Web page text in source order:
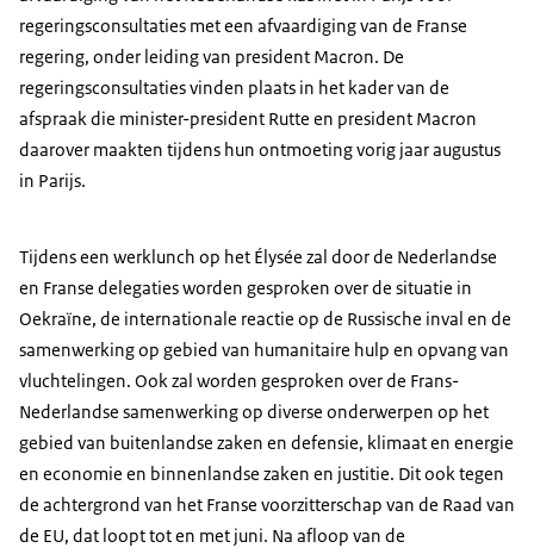
regeringsconsultaties met een afvaardiging van de Franse
regering, onder leiding van president Macron. De
regeringsconsultaties vinden plaats in het kader van de
afspraak die minister-president Rutte en president Macron
daarover maakten tijdens hun ontmoeting vorig jaar augustus
in Parijs.
Tijdens een werklunch op het Élysée zal door de Nederlandse
en Franse delegaties worden gesproken over de situatie in
Oekraïne, de internationale reactie op de Russische inval en de
samenwerking op gebied van humanitaire hulp en opvang van
vluchtelingen. Ook zal worden gesproken over de Frans-
Nederlandse samenwerking op diverse onderwerpen op het
gebied van buitenlandse zaken en defensie, klimaat en energie
en economie en binnenlandse zaken en justitie. Dit ook tegen
de achtergrond van het Franse voorzitterschap van de Raad van
de EU, dat loopt tot en met juni. Na afloop van de